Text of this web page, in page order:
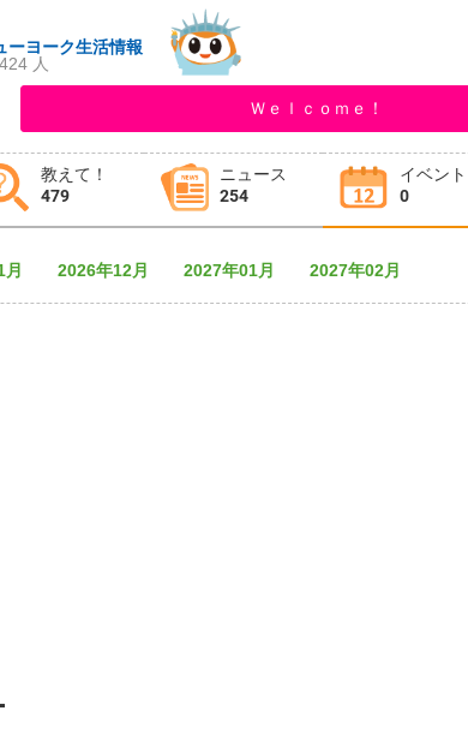
ーヨーク生活情報
人
Ｗｅｌｃｏｍｅ！
教えて！
479
ニュース
254
イベント
0
月 2026年12月 2027年01月 2027年02月